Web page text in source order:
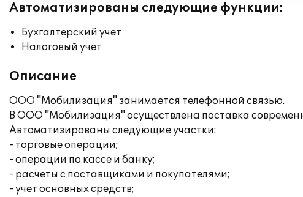
Автоматизированы следующие функции:
Бухгалтерский учет
Налоговый учет
Описание
ООО "Мобилизация" занимается телефонной связью.
В ООО "Мобилизация" осуществлена поставка
Автоматизированы следующие участки:
- торговые операции;
- операции по кассе и банку;
- расчеты с поставщиками и покупателями;
- учет основных средств;